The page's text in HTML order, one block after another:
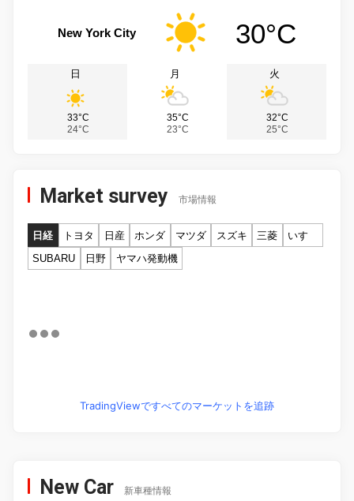
New York City 30°C
日
33°C
24°C
月
35°C
23°C
火
32°C
25°C
Market survey 市場情報
日経 トヨタ 日産 ホンダ マツダ スズキ 三菱
いすゞ
SUBARU
日野 ヤマハ発動機
TradingViewですべてのマーケットを追跡
New Car 新車種情報